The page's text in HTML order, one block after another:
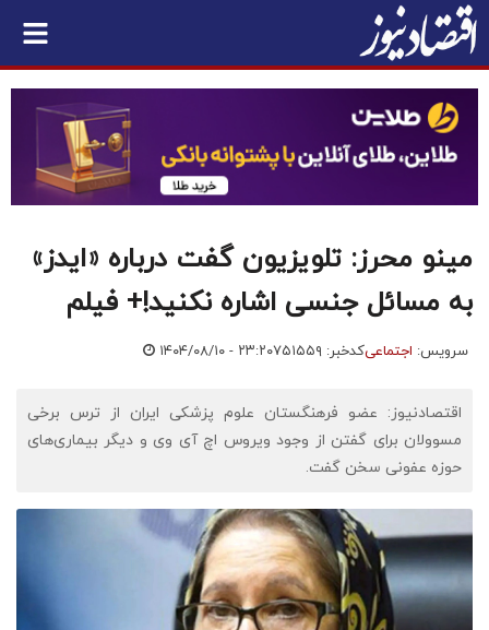
مینو محرز: تلویزیون گفت درباره «ایدز»
به مسائل جنسی اشاره نکنید!+ فیلم
سرویس: اجتماعیکدخبر: ۷۵۱۵۵۹ ۱۴۰۴/۰۸/۱۰ - ۲۳:۲۰
اقتصادنیوز: عضو فرهنگستان علوم پزشکی ایران از ترس برخی
مسوولان برای گفتن از وجود ویروس اچ آی وی و دیگر بیماری‌های
حوزه عفونی سخن گفت.